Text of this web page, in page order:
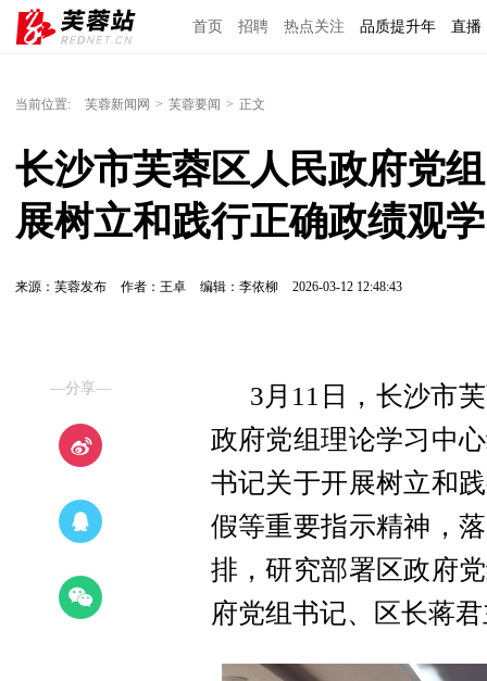
首页 招聘 热点关注 品质提升年 直播
当前位置: 芙蓉新闻网 > 芙蓉要闻 > 正文
长沙市芙蓉区人民政府党
展树立和践行正确政绩观
来源：芙蓉发布 作者：王卓 编辑：李依柳 2026-03-12 12:48:43
—分享—
3月11日，长沙市
政府党组理论学习中
书记关于开展树立和
假等重要指示精神，
排，研究部署区政府
府党组书记、区长蒋